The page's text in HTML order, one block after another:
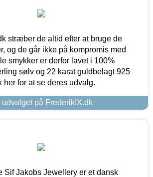
stræber de altid efter at bruge de
og de går ikke på kompromis med
smykker er derfor lavet i 100%
sølv og 22 karat guldbelagt 925
her for at se deres udvalg.
udvalget på FrederikIX.dk
Sif Jakobs Jewellery er et dansk